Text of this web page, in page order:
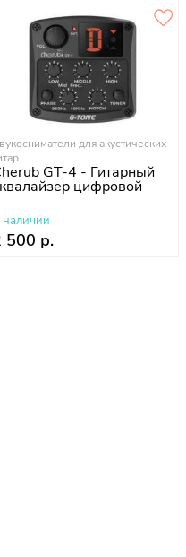
для акустических
GT-4 - Гитарный
цифровой
наличии
500 р.